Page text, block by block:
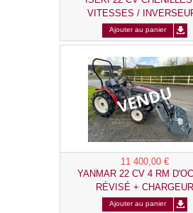
VITESSES /
DIRECTION ASSISTEE
Ajouter au panier
11 400,00 €
YANMAR 22 CV 4 RM
RÉVISÉ + CHARGEUR
MULTIFONCTION
Ajouter au panier